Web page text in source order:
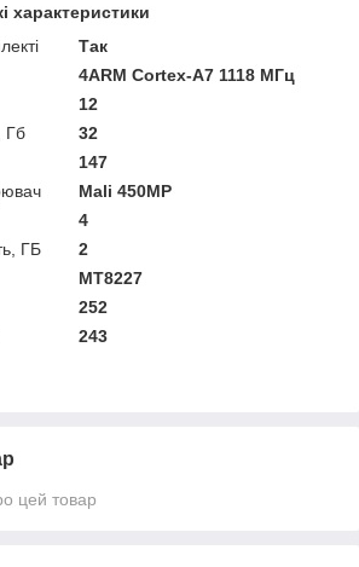
характеристики
Так
4ARM Cortex-A7 1118 МГц
12
Гб
32
147
Mali 450MP
4
ГБ
2
MT8227
252
243
цей товар